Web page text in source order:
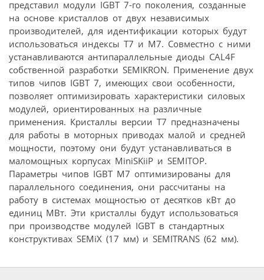
представил модули IGBT 7-го поколения, созданные
на основе кристаллов от двух независимых
производителей, для идентификации которых будут
использоваться индексы T7 и M7. Совместно с ними
устанавливаются антипараллельные диоды CAL4F
собственной разработки SEMIKRON. Применение двух
типов чипов IGBT 7, имеющих свои особенности,
позволяет оптимизировать характеристики силовых
модулей, ориентированных на различные
применения. Кристаллы версии T7 предназначены
для работы в моторных приводах малой и средней
мощности, поэтому они будут устанавливаться в
маломощных корпусах MiniSKiiP и SEMITOP.
Параметры чипов IGBT M7 оптимизированы для
параллельного соединения, они рассчитаны на
работу в системах мощностью от десятков кВт до
единиц МВт. Эти кристаллы будут использоваться
при производстве модулей IGBT в стандартных
конструктивах SEMiX (17 мм) и SEMITRANS (62 мм).